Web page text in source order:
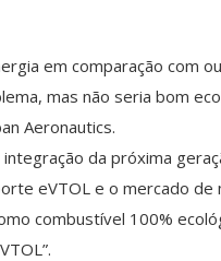
em comparação com
mas não seria bom
Aeronautics.
da próxima
eVTOL e o mercado de
combustível 100%